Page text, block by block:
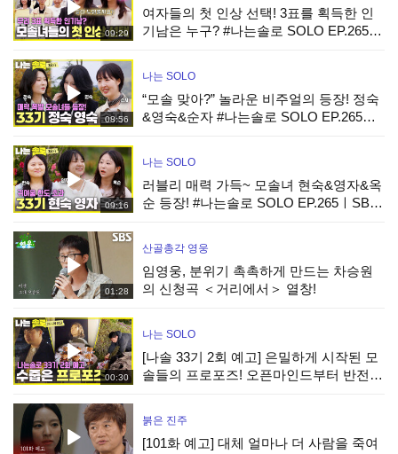
09:29
여자들의 첫 인상 선택! 3표를 획득한 인
기남은 누구? #나는솔로 SOLO EP.265ㅣ
08:56
나는 SOLO
“모솔 맞아?” 놀라운 비주얼의 등장! 정숙
&영숙&순자 #나는솔로 SOLO EP.265ㅣ
09:16
나는 SOLO
러블리 매력 가득~ 모솔녀 현숙&영자&옥
순 등장! #나는솔로 SOLO EP.265ㅣSBS
01:28
산골총각 영웅
임영웅, 분위기 촉촉하게 만드는 차승원
의 신청곡 ＜거리에서＞ 열창!
00:30
나는 SOLO
[나솔 33기 2회 예고] 은밀하게 시작된 모
솔들의 프로포즈! 오픈마인드부터 반전
붉은 진주
[101화 예고] 대체 얼마나 더 사람을 죽여